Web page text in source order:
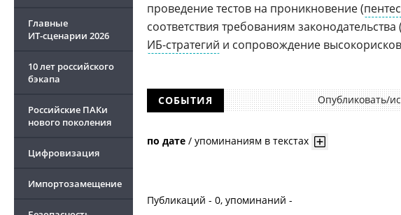
Главные
ИТ-сценарии 2026
10 лет российского
бэкапа
Российские ПАКи
нового поколения
Цифровизация
Импортозамещение
проведение тестов на проникновение (
соответствия требованиям
ИБ-стратегий и сопровождение
СОБЫТИЯ Опубликовать/
по дате / упоминаниям в текстах
Публикаций - 0, упоминаний -